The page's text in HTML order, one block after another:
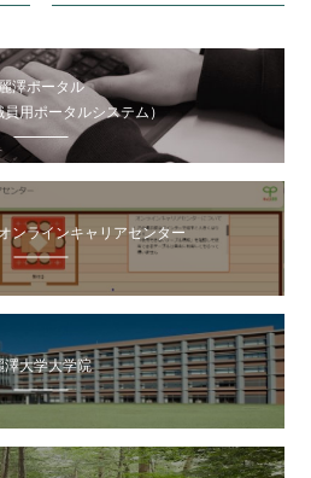
澤ポータル
員用ポータルシステム）
ンラインキャリアセンター
澤大学大学院